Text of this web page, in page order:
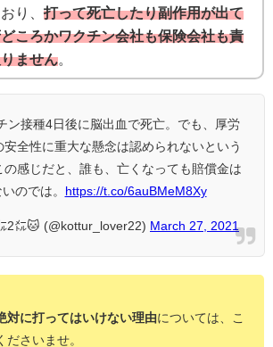
り、 打って死亡したり副作用が出て
ころかワクチン会社も保険会社も責
ません。
ン接種4日後に脳出血で死亡。でも、厚労
全性に重大な懸念は認められないという
感じだと、誰も、亡くなっても賠償金は
のでは。
https://t.co/6auBMeM8Xy
㍍🐱 (@kottur_lover22) March 27, 2021
対に打ってはいけない理由については、こ
ださいませ。